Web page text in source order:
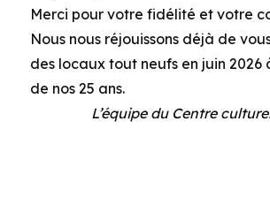
Merci pour votre fidélité et votre
Nous nous réjouissons déjà de
des locaux tout neufs en juin 2026
de nos 25 ans.
L’équipe du Centre